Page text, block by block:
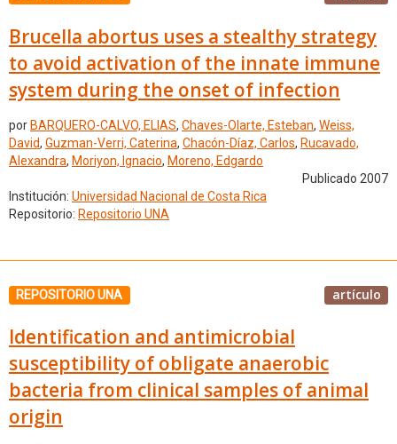
Brucella abortus uses a stealthy strategy
to avoid activation of the innate immune
system during the onset of infection
por BARQUERO-CALVO, ELIAS, Chaves-Olarte, Esteban, Weiss,
David, Guzman-Verri, Caterina, Chacón-Díaz, Carlos, Rucavado,
Alexandra, Moriyon, Ignacio, Moreno, Edgardo
Publicado 2007
Institución: Universidad Nacional de Costa Rica
Repositorio: Repositorio UNA
REPOSITORIO UNA artículo
Identification and antimicrobial
susceptibility of obligate anaerobic
bacteria from clinical samples of animal
origin